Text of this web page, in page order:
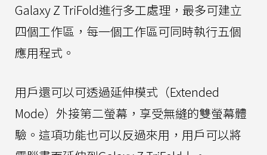
Galaxy Z TriFold進行多工處理，最多可建立
四個工作區，每一個工作區可同時執行五個
應用程式。
用戶還可以可透過延伸模式（Extended
Mode）外接第二螢幕，享受無縫的雙螢幕體
驗。這項功能也可以反過來用，用戶可以將